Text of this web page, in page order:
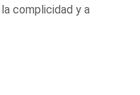
complicidad y a